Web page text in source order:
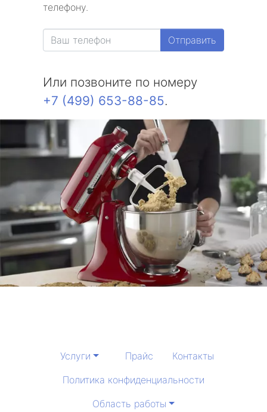
телефону.
Отправить
Или позвоните по номеру
+7 (499) 653-88-85.
Услуги Прайс
Контакты
Политика конфиденциальности
Область работы